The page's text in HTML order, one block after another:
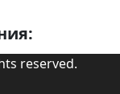
reserved.